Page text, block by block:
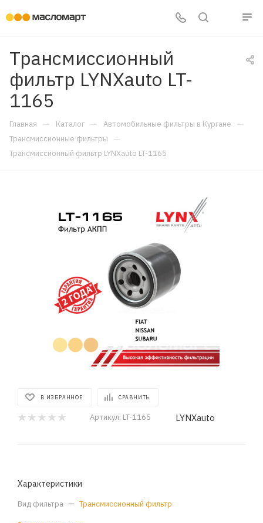
Трансмиссионный
фильтр LYNXauto LT-
1165
Главная — Каталог — Автомобильные фильтры в Кургане —
Трансмиссионные фильтры —
Трансмиссионный фильтр LYNXauto LT-1165
В ИЗБРАННОЕ СРАВНИТЬ
Артикул: LT-1165 LYNXauto
Характеристики
Вид фильтра — Трансмиссионный фильтр